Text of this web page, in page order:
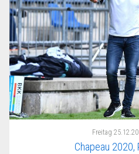
Freitag
Chapeau 2020,